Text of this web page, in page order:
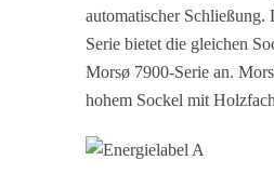
automatischer
Serie bietet die gleichen
Morsø 7900-Serie an.
hohem Sockel mit